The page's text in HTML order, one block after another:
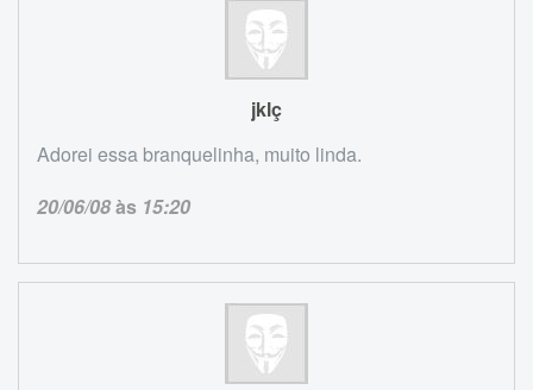
jklç
Adorei essa branquelinha, muito linda.
20/06/08às 15:20